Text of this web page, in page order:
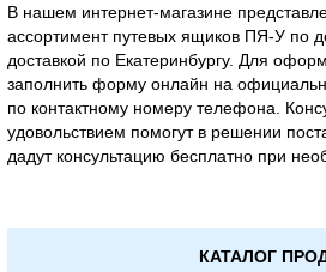
В нашем интернет-магазине
ассортимент путевых ящиков ПЯ-У по
доставкой по Екатеринбургу. Для
заполнить форму онлайн на
по контактному номеру телефона.
удовольствием помогут в решении
дадут консультацию бесплатно при
КАТАЛОГ